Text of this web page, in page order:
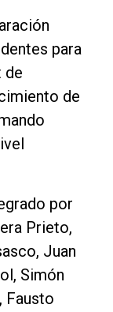
para
de
de
por
Prieto,
Juan
Simón
Fausto